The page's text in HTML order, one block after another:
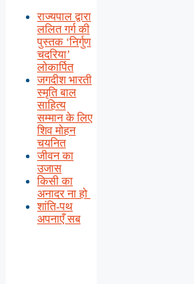
राज्यपाल द्वारा
ललित गर्ग की
पुस्तक ‘निर्गुण
चदरिया’
लोकार्पित
जगदीश भारती
स्मृति बाल
साहित्य
सम्मान के लिए
शिव मोहन
चयनित
जीवन का
उजास
किसी का
अनादर ना हो
शांति-पथ
अपनाएँ सब